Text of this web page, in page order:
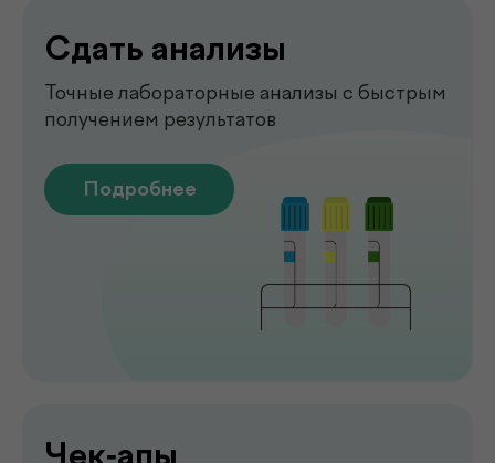
Рентген
Быстрая и точная диагностика состояния